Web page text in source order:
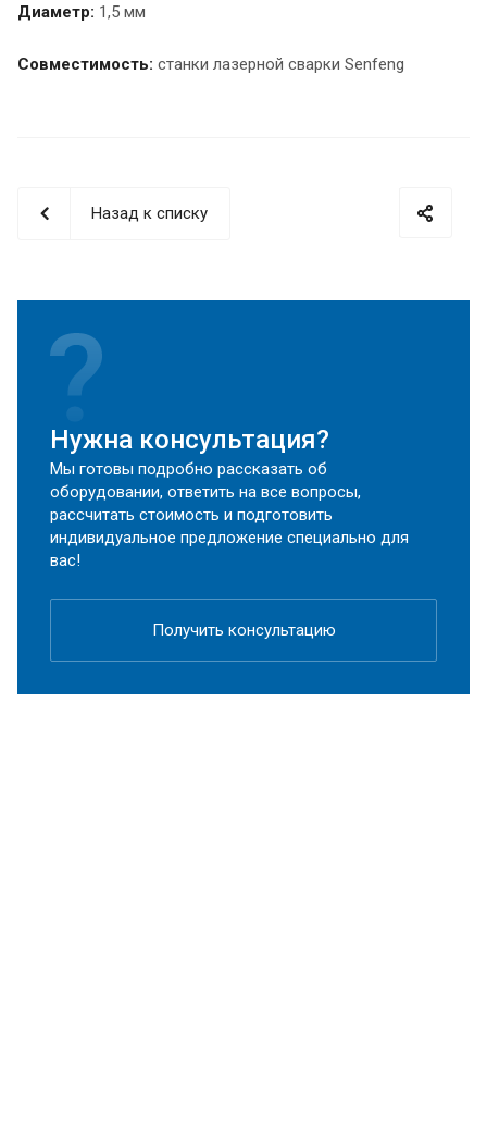
Диаметр: 1,5 мм
Совместимость: станки лазерной сварки Senfeng
Назад к списку
Нужна консультация?
Мы готовы подробно рассказать об
оборудовании, ответить на все вопросы,
рассчитать стоимость и подготовить
индивидуальное предложение специально для
вас!
Получить консультацию